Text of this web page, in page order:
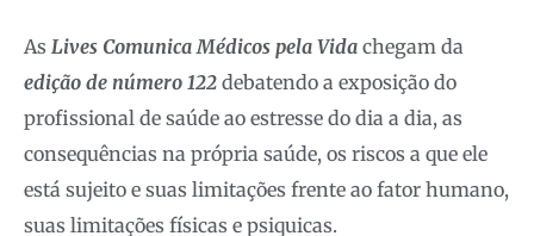
As Lives Comunica Médicos pela Vida chegam da
edição de número 122 debatendo a exposição do
profissional de saúde ao estresse do dia a dia, as
consequências na própria saúde, os riscos a que ele
está sujeito e suas limitações frente ao fator humano,
suas limitações físicas e psiquicas.